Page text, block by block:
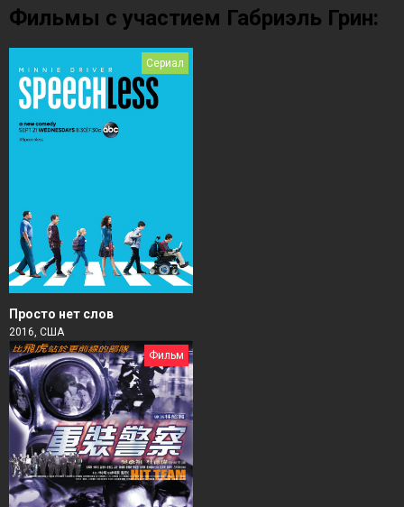
Фильмы с участием Габриэль Грин:
Сериал
Просто нет слов
2016, США
Фильм